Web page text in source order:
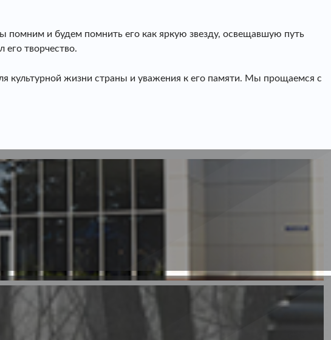
и будем помнить его как яркую звезду, освещавшую путь
его творчество.
культурной жизни страны и уважения к его памяти. Мы прощаемся с